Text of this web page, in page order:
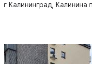
г Калининград, Калинина